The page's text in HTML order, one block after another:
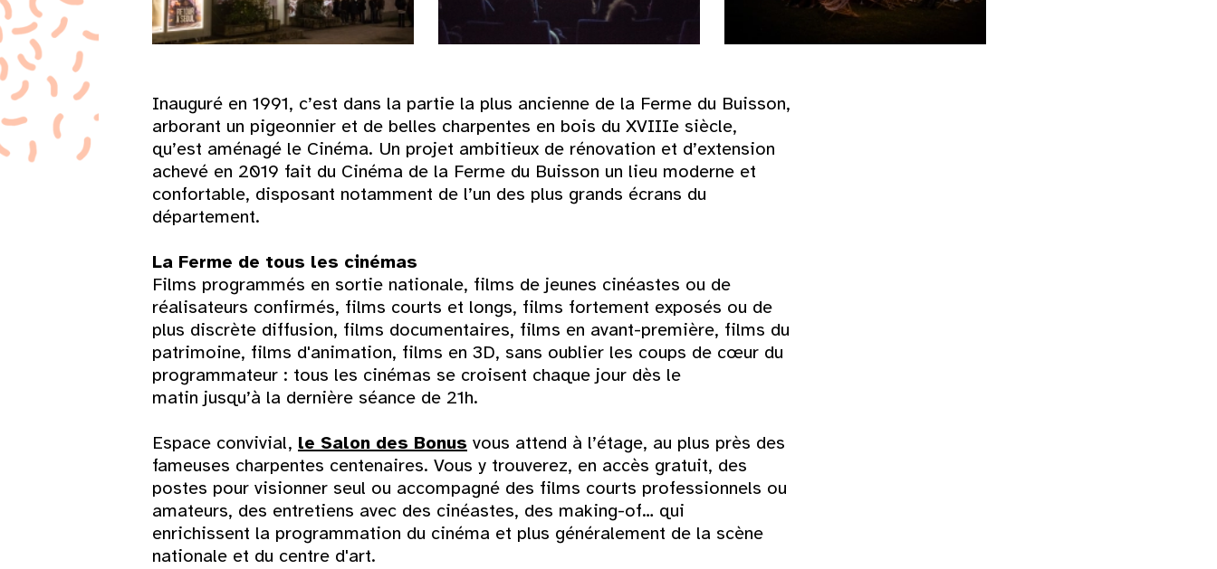
Mar Mer Jeu Ven Sam Dim
1 2
4 5 6 7
Inauguré en 1991, c’est dans la partie la plus ancienne de la Ferme du Buisson,
arborant un pigeonnier et de belles charpentes en bois du XVIIIe siècle,
qu’est aménagé le Cinéma. Un projet ambitieux de rénovation et d’extension
achevé en 2019 fait du Cinéma de la Ferme du Buisson un lieu moderne et
confortable, disposant notamment de l’un des plus grands écrans du
département.
La Ferme de tous les cinémas
Films programmés en sortie nationale, films de jeunes cinéastes ou de
réalisateurs confirmés, films courts et longs, films fortement exposés ou de
plus discrète diffusion, films documentaires, films en avant-première, films du
patrimoine, films d'animation, films en 3D, sans oublier les coups de cœur du
programmateur : tous les cinémas se croisent chaque jour dès le
matin jusqu’à la dernière séance de 21h.
Espace convivial, le Salon des Bonus vous attend à l’étage, au plus près des
fameuses charpentes centenaires. Vous y trouverez, en accès gratuit, des
postes pour visionner seul ou accompagné des films courts professionnels ou
amateurs, des entretiens avec des cinéastes, des making-of… qui
enrichissent la programmation du cinéma et plus généralement de la scène
nationale et du centre d'art.